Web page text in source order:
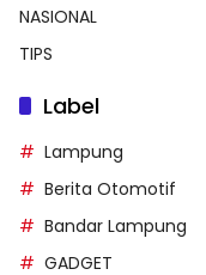
NASIONAL
TIPS
Label
Lampung
Berita Otomotif
Bandar Lampung
GADGET